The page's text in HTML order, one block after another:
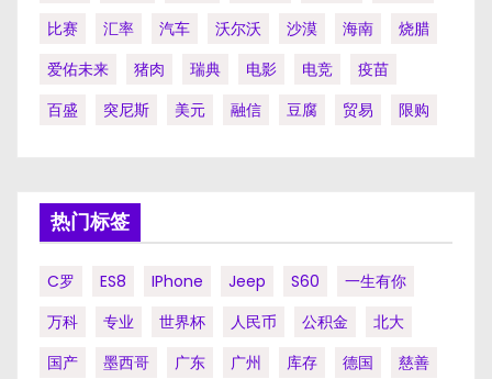
比赛 汇率 汽车 沃尔沃 沙漠 海南
烧腊
爱佑未来
猪肉 瑞典 电影 电竞
疫苗
百盛
突尼斯 美元 融信 豆腐 贸易 限购
热门标签
C罗 ES8 IPhone Jeep S60
一生有你
万科
专业 世界杯 人民币 公积金
北大
国产
墨西哥 广东 广州 库存 德国
慈善